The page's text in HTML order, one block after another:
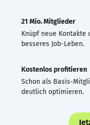
21 Mio. Mitglieder
Knüpf neue
besseres Job-Leben.
Kostenlos profitieren
Schon als Basis-
deutlich optimieren.